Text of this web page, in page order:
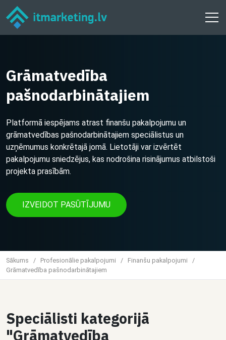
Grāmatvedība
pašnodarbinātajiem
Platformā iespējams atrast finanšu pakalpojumu un
grāmatvedības pašnodarbinātajiem speciālistus un
uzņēmumus konkrētajā jomā. Lietotāji var izvērtēt
pakalpojumu sniedzējus, kas nodrošina risinājumus atbilstoši
projekta prasībām.
IZVEIDOT PASŪTĪJUMU
Sākums / Profesionālie pakalpojumi / Finanšu pakalpojumi
/
Grāmatvedība pašnodarbinātajiem
Speciālisti kategorijā
"Grāmatvedība